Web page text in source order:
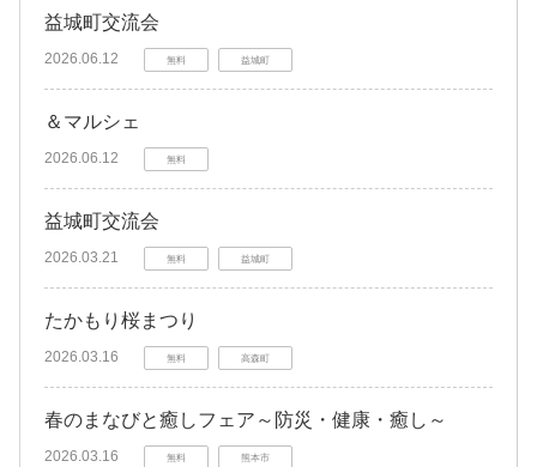
益城町交流会
2026.06.12 無料 益城町
＆マルシェ
2026.06.12 無料
益城町交流会
2026.03.21 無料 益城町
たかもり桜まつり
2026.03.16 無料 高森町
春のまなびと癒しフェア～防災・健康・癒し～
2026.03.16 無料 熊本市